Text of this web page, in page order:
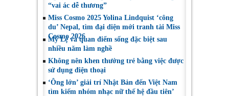
“vai ác dễ thương”
Miss Cosmo 2025 Yolina Lindquist ‘công
du’ Nepal, tìm đại diện mới tranh tài Miss
Cosmo 2026
Mỹ Lệ và quan điểm sống đặc biệt sau
nhiều năm làm nghề
Không nên khen thưởng trẻ bằng việc được
sử dụng điện thoại
‘Ông lớn’ giải trí Nhật Bản đến Việt Nam
tìm kiếm nhóm nhạc nữ thế hệ đầu tiên’